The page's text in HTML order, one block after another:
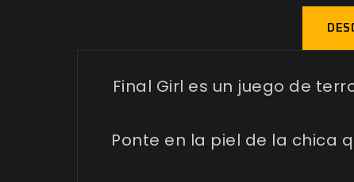
Final Girl es un juego de
Ponte en la piel de la chica